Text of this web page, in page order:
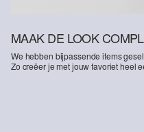
MAAK DE LOOK
We hebben bijpassende items
Zo creëer je met jouw favoriet heel